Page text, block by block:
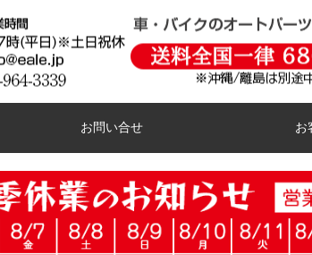
お問い合せ お